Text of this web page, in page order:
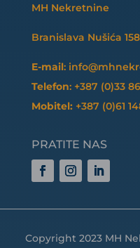
MH Nekretnine
Branislava Nušića
E-mail:
Telefon: +387 (0)33
Mobitel: +387 (0)61
PRATITE NAS
Copyright 2023 MH